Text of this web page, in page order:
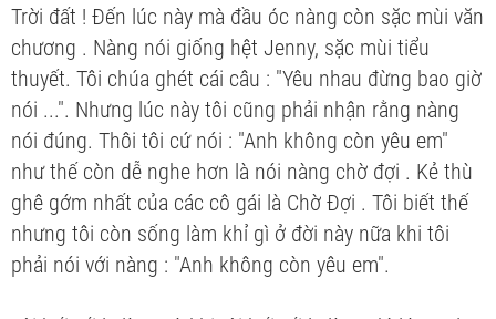
Trời đất ! Đến lúc này mà đầu óc nàng còn sặc mùi văn
chương . Nàng nói giống hệt Jenny, sặc mùi tiểu
thuyết. Tôi chúa ghét cái câu : "Yêu nhau đừng bao giờ
nói ...". Nhưng lúc này tôi cũng phải nhận rằng nàng
nói đúng. Thôi tôi cứ nói : "Anh không còn yêu em"
như thế còn dễ nghe hơn là nói nàng chờ đợi . Kẻ thù
ghê gớm nhất của các cô gái là Chờ Đợi . Tôi biết thế
nhưng tôi còn sống làm khỉ gì ở đời này nữa khi tôi
phải nói với nàng : "Anh không còn yêu em".